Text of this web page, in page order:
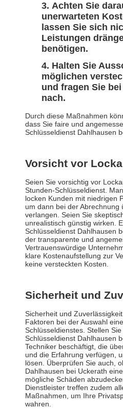
Achten Sie
unerwarteten
lassen Sie sich
Leistungen
benötigen.
Halten Sie
möglichen
und fragen Sie
nach.
Durch diese Maßnahmen
dass Sie faire und
Schlüsseldienst Dahlhausen
Vorsicht vor
Seien Sie vorsichtig vor
Stunden-Schlüsseldienst.
locken Kunden mit niedrigen
um dann bei der
verlangen. Seien Sie
unrealistisch günstig wirken.
Schlüsseldienst Dahlhausen
der transparente und
Vertrauenswürdige
klare Kostenaufstellung zur
keine versteckten Kosten.
Sicherheit und
Sicherheit und
Faktoren bei der Auswahl
Schlüsseldienstes. Stellen
Schlüsseldienst Dahlhausen
Techniker beschäftigt, die
und die Erfahrung verfügen,
lösen. Überprüfen Sie auch,
Dahlhausen bei Uckerath
mögliche Schäden
Dienstleister treffen zudem
Maßnahmen, um Ihre
wahren.